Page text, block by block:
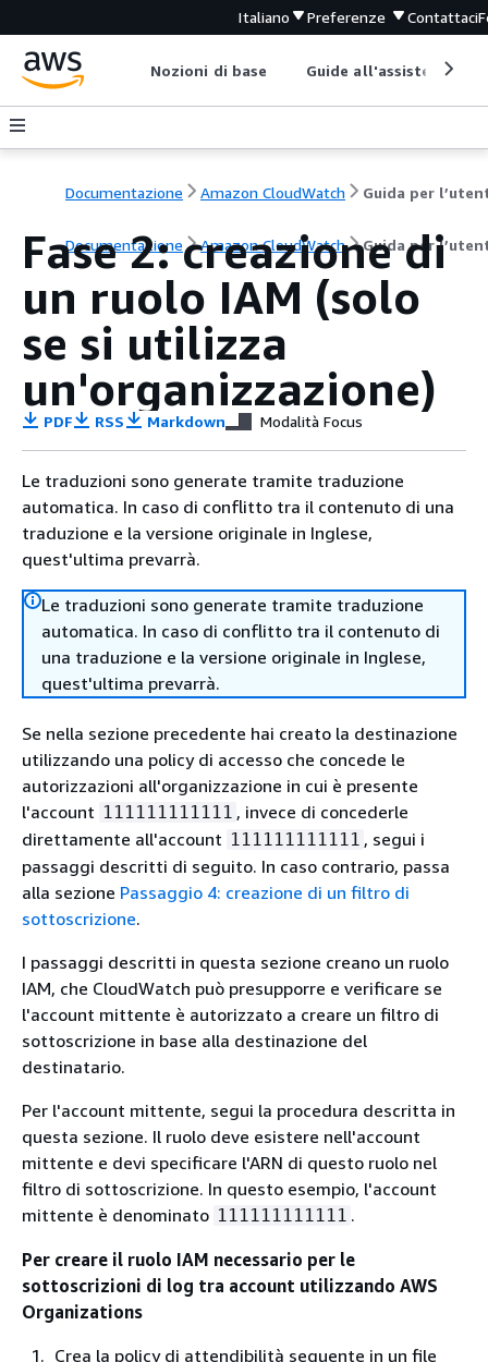
Italiano Preferenze Contattaci
Nozioni di base Guide all'assistenza
Documentazione Amazon CloudWatch Guida per
Documentazione Amazon CloudWatch Guida per
Fase 2: creazione di
un ruolo IAM (solo
se si utilizza
un'organizzazione)
PDF RSS Markdown Modalità Focus
Le traduzioni sono generate tramite traduzione
automatica. In caso di conflitto tra il contenuto di una
traduzione e la versione originale in Inglese,
quest'ultima prevarrà.
Le traduzioni sono generate tramite traduzione
automatica. In caso di conflitto tra il contenuto di
una traduzione e la versione originale in Inglese,
quest'ultima prevarrà.
Se nella sezione precedente hai creato la destinazione
utilizzando una policy di accesso che concede le
autorizzazioni all'organizzazione in cui è presente
l'account 111111111111 , invece di concederle
direttamente all'account 111111111111 , segui i
passaggi descritti di seguito. In caso contrario, passa
alla sezione Passaggio 4: creazione di un filtro di
sottoscrizione.
I passaggi descritti in questa sezione creano un ruolo
IAM, che CloudWatch può presupporre e verificare se
l'account mittente è autorizzato a creare un filtro di
sottoscrizione in base alla destinazione del
destinatario.
Per l'account mittente, segui la procedura descritta in
questa sezione. Il ruolo deve esistere nell'account
mittente e devi specificare l'ARN di questo ruolo nel
filtro di sottoscrizione. In questo esempio, l'account
mittente è denominato 111111111111 .
Per creare il ruolo IAM necessario per le
sottoscrizioni di log tra account utilizzando AWS
Organizations
Crea la policy di attendibilità seguente in un file